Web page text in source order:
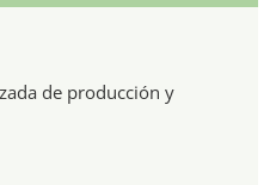
de producción y